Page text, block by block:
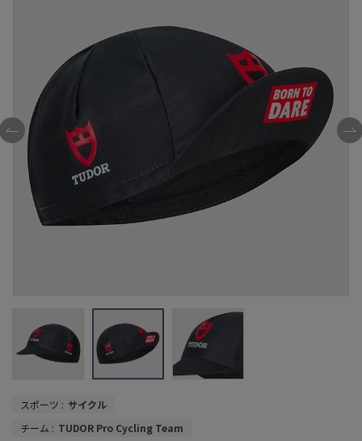
スポーツ : サイクル
チーム : TUDOR Pro Cycling Team